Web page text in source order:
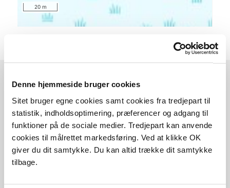
Denne hjemmeside bruger cookies
Sitet bruger egne cookies samt cookies fra tredjepart til
statistik, indholdsoptimering, præferencer og adgang til
funktioner på de sociale medier. Tredjepart kan anvende
cookies til målrettet markedsføring. Ved at klikke OK
giver du dit samtykke. Du kan altid trække dit samtykke
tilbage.
20 m
Sådan kommer du dertil
Parkering
Med offentlig transport